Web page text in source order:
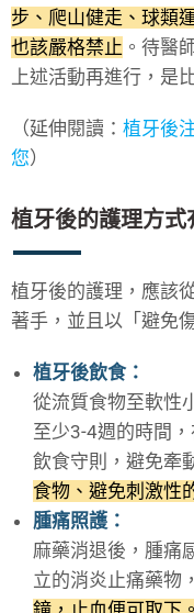
步、爬山健走、球類
也該嚴格禁止 。待醫
上述活動再進行，是
（延伸閱讀： 植牙後
您）
植牙後的護理方式
植牙後的護理，應該
著手，並且以「避免
植牙後飲食：
從流質食物至軟性
至少3-4週的時間
飲食守則，避免牽
食物、避免刺激性
腫痛照護：
麻藥消退後，腫痛
立的消炎止痛藥物